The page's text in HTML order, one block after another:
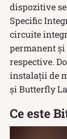
dispozitive
Specific
circuite
permanent
respective.
instalații de
și Butterfly
Ce este